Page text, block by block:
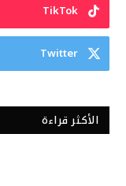
TikTok
Twitter
الأكثر قراءة